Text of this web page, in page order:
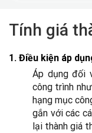
Tính giá
1. Điều kiện áp
Áp dụng đối
công trình
hạng mục
gắn với các
lại thành giá